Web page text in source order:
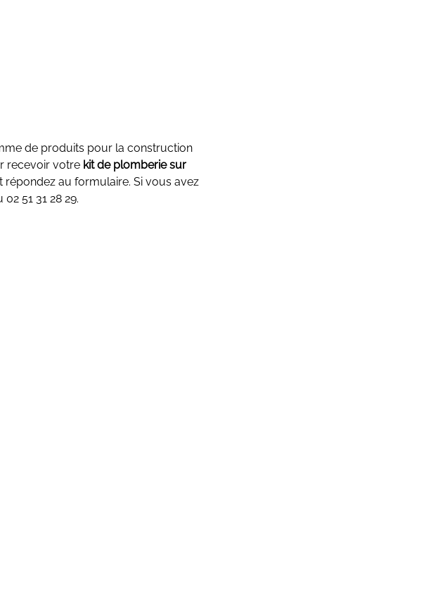
de produits pour la construction
recevoir votre kit de plomberie sur
répondez au formulaire. Si vous avez
51 31 28 29.